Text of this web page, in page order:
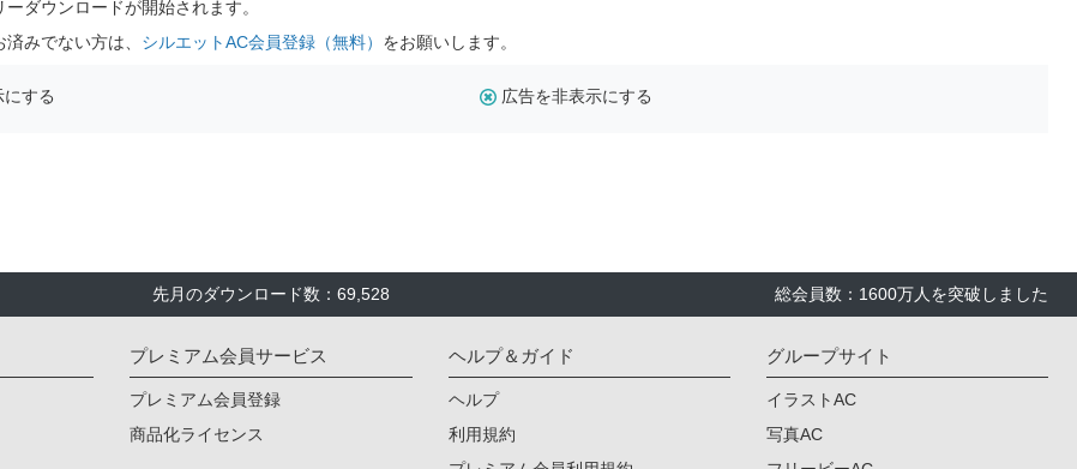
ダウンロードが開始されます。
みでない方は、 シルエットAC会員登録（無料） をお願いします。
する 広告を非表示にする
先月のダウンロード数：69,528 総会員数：1600万人を突破しました
プレミアム会員サービス
プレミアム会員登録
商品化ライセンス
ヘルプ＆ガイド
ヘルプ
利用規約
グループサイト
イラストAC
写真AC